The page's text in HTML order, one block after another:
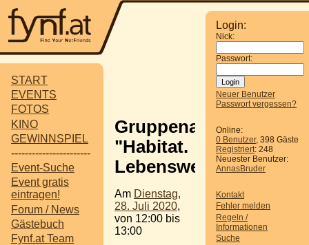
START
EVENTS
FOTOS
KINO
GEWINNSPIEL
-----------------------
Event-Suche
Event gratis
eintragen!
Forum / News
Gästebuch
Fynf.at Team
Login:
Nick:
Passwort:
Neuer Benutzer
Passwort vergessen?
Online:
0 Benutzer, 398 Gäste
Registriert: 248
Neuester Benutzer:
AnnasBruder
Kontakt
Fehler melden
Regeln /
Informationen
Suche
Gruppenausstellung
"Habitat.
Lebenswelt"
Am Dienstag,
28. Juli 2020,
von 12:00 bis
13:00